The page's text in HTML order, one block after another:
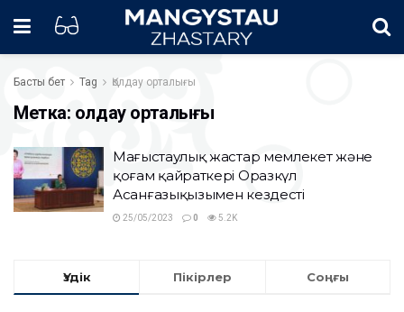
Басты бет Tag Қолдау орталығы
Метка: Қолдау орталығы
Маңғыстаулық жастар мемлекет және
қоғам қайраткері Оразкүл
Асанғазықызымен кездесті
25/05/2023 0 5.2K
Үздік Пікірлер Соңғы